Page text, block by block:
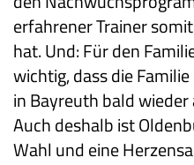
erfahrener Trainer
hat. Und: Für den
wichtig, dass die
in Bayreuth bald
Auch deshalb ist
Wahl und eine